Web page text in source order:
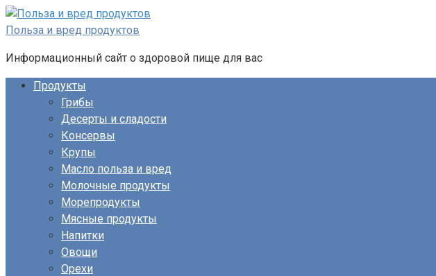
Перейти
к
Польза и вред продуктов
Информационный сайт о здоровой пище для вас
Продукты
Грибы
Десерты и сладости
Консервы
Крупы
Масло польза и вред
Молочные продукты
Морепродукты
Мясные продукты
Напитки
Овощи
Орехи